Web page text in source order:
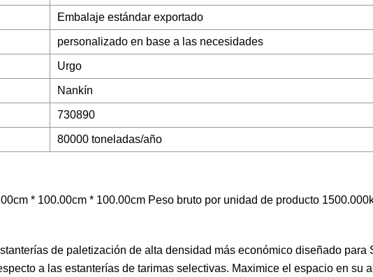
Embalaje estándar exportado
personalizado en base a las necesidades
Urgo
Nankín
730890
80000 toneladas/año
* 100.00cm * 100.00cm Peso bruto por unidad de producto
de paletización de alta densidad más económico diseñado para
a las estanterías de tarimas selectivas. Maximice el espacio en su